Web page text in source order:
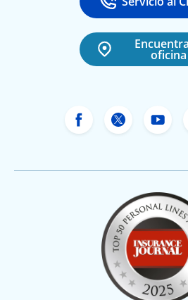
Call
at
oficina
Facebook de
X de